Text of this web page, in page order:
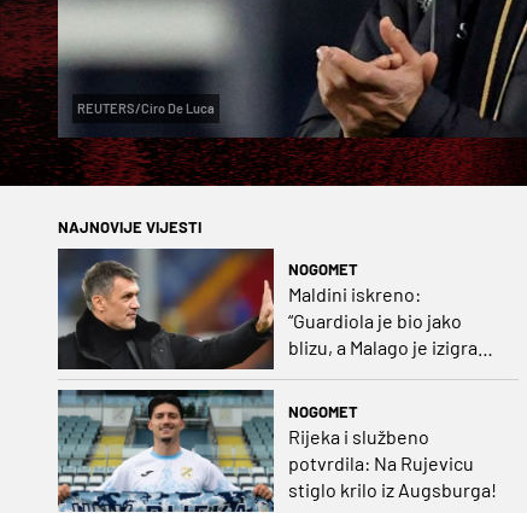
REUTERS/Ciro De Luca
NAJNOVIJE VIJESTI
NOGOMET
Maldini iskreno:
“Guardiola je bio jako
blizu, a Malago je izigrao
naš početni dogovor”
NOGOMET
Rijeka i službeno
potvrdila: Na Rujevicu
stiglo krilo iz Augsburga!